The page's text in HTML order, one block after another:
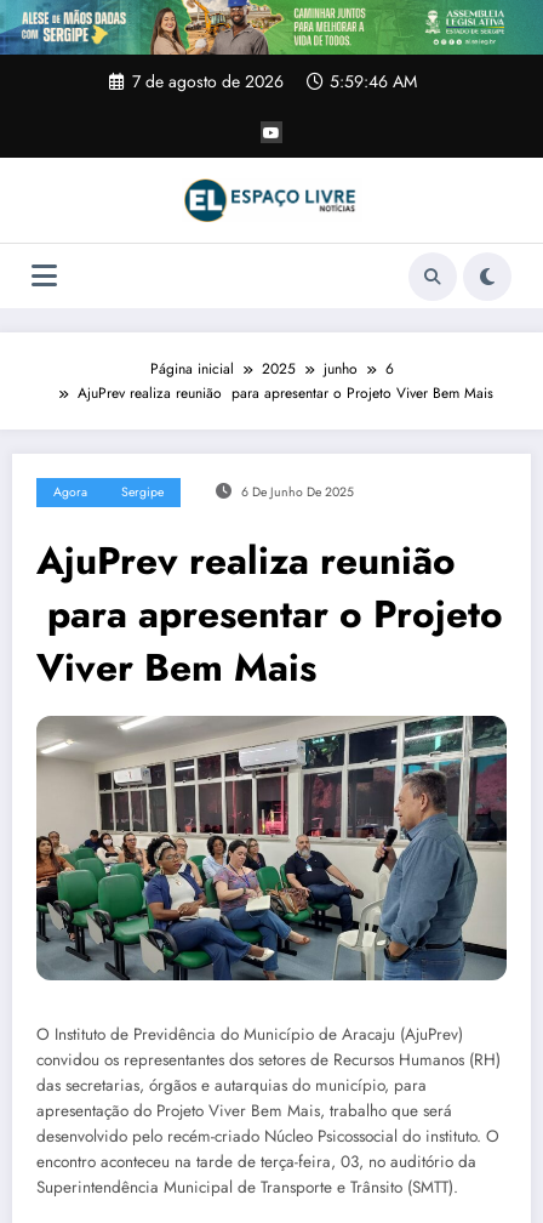
Pular
para
o
7 de agosto de 2026 5:59:47 AM
Página inicial 2025 junho
6
AjuPrev realiza reunião para apresentar o Projeto Viver Bem Mais
Agora Sergipe 6 De Junho De 2025
AjuPrev realiza reunião
para apresentar o Projeto
Viver Bem Mais
O Instituto de Previdência do Município de Aracaju (AjuPrev)
convidou os representantes dos setores de Recursos Humanos (RH)
das secretarias, órgãos e autarquias do município, para
apresentação do Projeto Viver Bem Mais, trabalho que será
desenvolvido pelo recém-criado Núcleo Psicossocial do instituto. O
encontro aconteceu na tarde de terça-feira, 03, no auditório da
Superintendência Municipal de Transporte e Trânsito (SMTT).